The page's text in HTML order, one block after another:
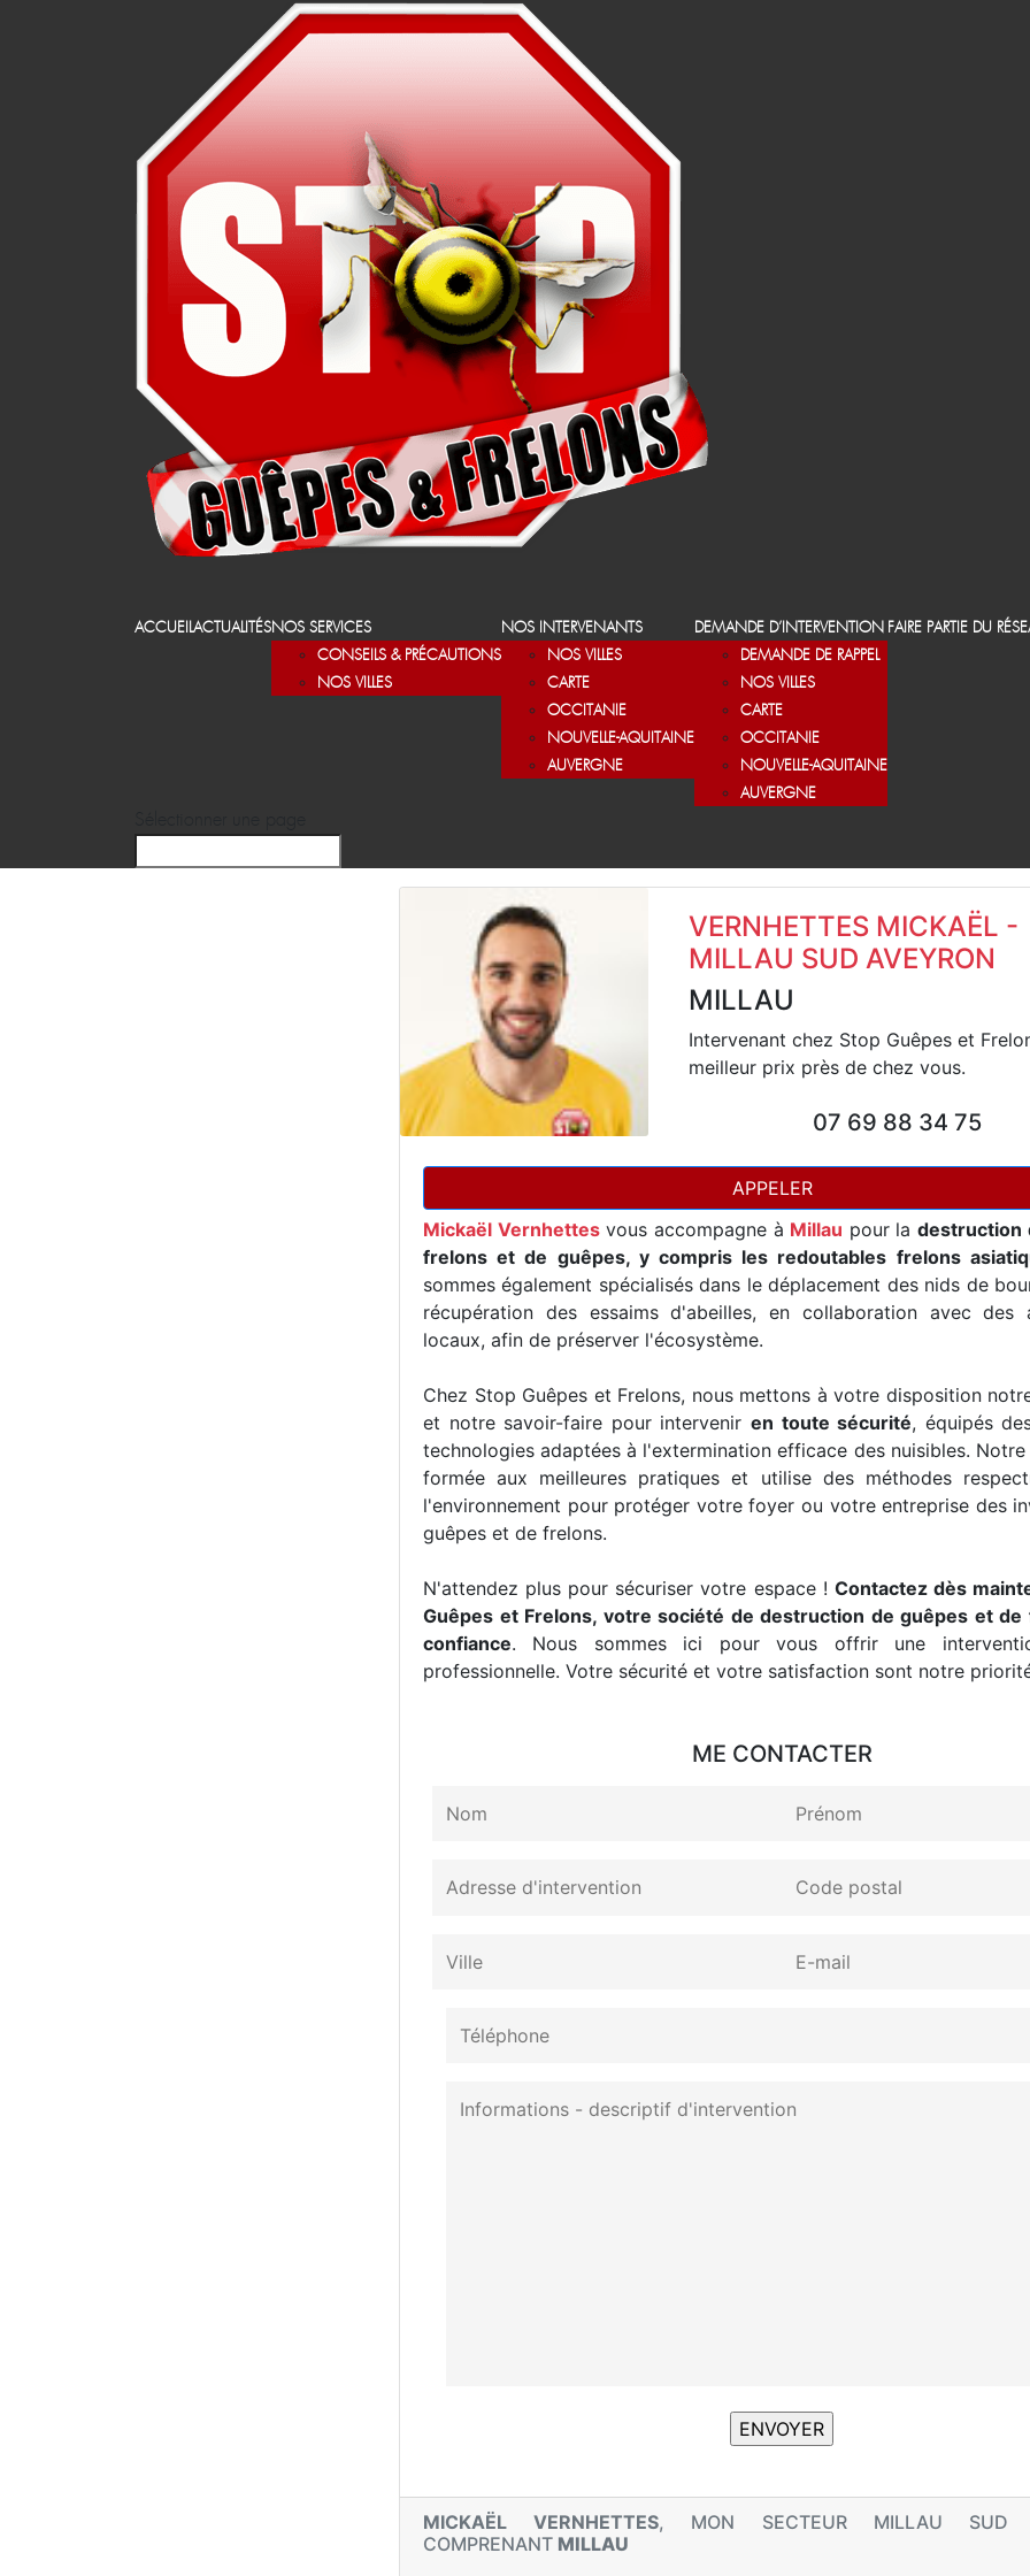
ACCUEILACTUALITÉSNOS SERVICES
CONSEILS & PRÉCAUTIONS
NOS VILLES
NOS INTERVENANTS
NOS VILLES
CARTE
OCCITANIE
NOUVELLE-AQUITAINE
AUVERGNE
DEMANDE D’INTERVENTION
DEMANDE DE RAPPEL
NOS VILLES
CARTE
OCCITANIE
NOUVELLE-AQUITAINE
AUVERGNE
FAIRE PARTIE DU
VERNHETTES MICKAËL -
MILLAU SUD AVEYRON
MILLAU
Intervenant chez Stop Guêpes et
meilleur prix près de chez vous.
07 69 88 34 75
APPELER
Mickaël Vernhettesvous accompagne à Millau pour ladestruction
frelons et de guêpes, y compris les redoutables frelons
sommes également spécialisés dans le déplacement des nids de
récupération des essaims d'abeilles, en collaboration avec des
locaux, afin de préserver l'écosystème.
Chez Stop Guêpes et Frelons, nous mettons à votre disposition
et notre savoir-faire pour intervenir en toute sécurité, équipés
technologies adaptées à l'extermination efficace des nuisibles. Notre
formée aux meilleures pratiques et utilise des méthodes
l'environnement pour protéger votre foyer ou votre entreprise des
guêpes et de frelons.
N'attendez plus pour sécuriser votre espace ! Contactez dès
Guêpes et Frelons, votre société de destruction de guêpes et de
confiance. Nous sommes ici pour vous offrir une
professionnelle. Votre sécurité et votre satisfaction sont notre
ME CONTACTER
MICKAËL VERNHETTES, MON SECTEUR MILLAU SUD
COMPRENANT MILLAU